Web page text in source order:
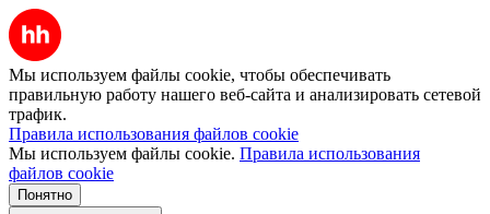
Мы используем файлы cookie, чтобы обеспечивать
правильную работу нашего веб-сайта и анализировать сетевой
трафик.
Правила использования файлов cookie
Мы используем файлы cookie. Правила использования
файлов cookie
Понятно